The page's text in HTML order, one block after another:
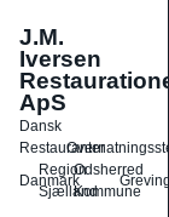
J.M.
Iversen
ApS
Dansk
Restauranter
Danmark
Region
Sjælland
Odsherred
Kommune